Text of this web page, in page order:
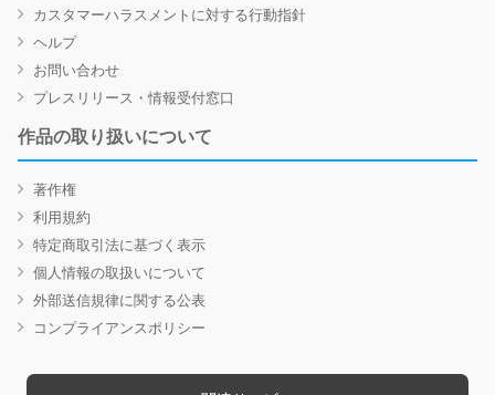
カスタマーハラスメントに対する行動指針
ヘルプ
お問い合わせ
プレスリリース・情報受付窓口
作品の取り扱いについて
著作権
利用規約
特定商取引法に基づく表示
個人情報の取扱いについて
外部送信規律に関する公表
コンプライアンスポリシー